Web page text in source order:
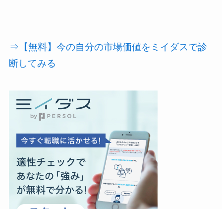
⇒【無料】今の自分の市場価値をミイダスで診
断してみる